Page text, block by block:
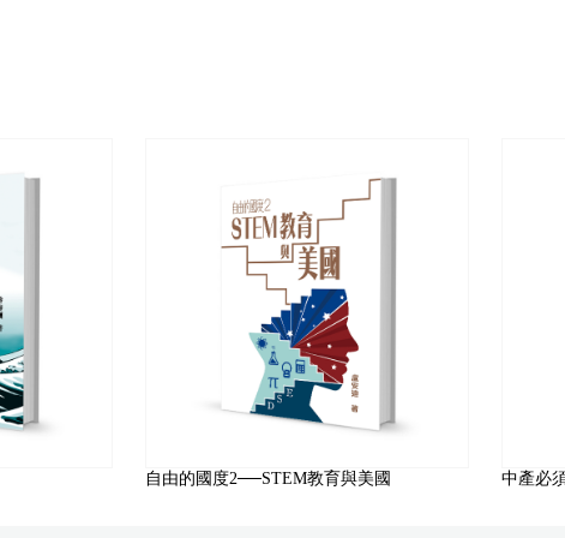
自由的國度2──STEM教育與美國 中產必